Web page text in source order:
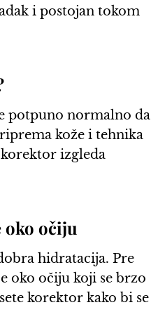
i postojan tokom
potpuno normalno da
kože i tehnika
izgleda
oko očiju
hidratacija. Pre
oko očiju koji se brzo
korektor kako bi se